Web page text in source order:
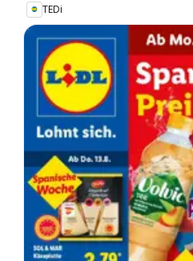
TEDi